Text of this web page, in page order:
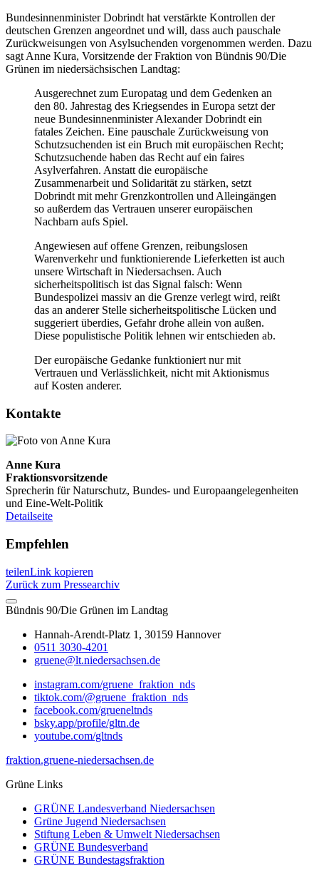
Bundesinnenminister Dobrindt hat verstärkte Kontrollen der
deutschen Grenzen angeordnet und will, dass auch pauschale
Zurückweisungen von Asylsuchenden vorgenommen werden. Dazu
sagt Anne Kura, Vorsitzende der Fraktion von Bündnis 90/Die
Grünen im niedersächsischen Landtag:
Ausgerechnet zum Europatag und dem Gedenken an
den 80. Jahrestag des Kriegsendes in Europa setzt der
neue Bundesinnenminister Alexander Dobrindt ein
fatales Zeichen. Eine pauschale Zurückweisung von
Schutzsuchenden ist ein Bruch mit europäischen Recht;
Schutzsuchende haben das Recht auf ein faires
Asylverfahren. Anstatt die europäische
Zusammenarbeit und Solidarität zu stärken, setzt
Dobrindt mit mehr Grenzkontrollen und Alleingängen
so außerdem das Vertrauen unserer europäischen
Nachbarn aufs Spiel.
Angewiesen auf offene Grenzen, reibungslosen
Warenverkehr und funktionierende Lieferketten ist auch
unsere Wirtschaft in Niedersachsen. Auch
sicherheitspolitisch ist das Signal falsch: Wenn
Bundespolizei massiv an die Grenze verlegt wird, reißt
das an anderer Stelle sicherheitspolitische Lücken und
suggeriert überdies, Gefahr drohe allein von außen.
Diese populistische Politik lehnen wir entschieden ab.
Der europäische Gedanke funktioniert nur mit
Vertrauen und Verlässlichkeit, nicht mit Aktionismus
auf Kosten anderer.
Kontakte
Anne Kura
Fraktionsvorsitzende
Sprecherin für Naturschutz, Bundes- und Europaangelegenheiten
und Eine-Welt-Politik
Detailseite
Empfehlen
teilenLink kopieren
Zurück zum Pressearchiv
Bündnis 90/Die Grünen im Landtag
Hannah-Arendt-Platz 1, 30159 Hannover
0511 3030-4201
gruene@lt.niedersachsen.de
instagram.com/gruene_fraktion_nds
tiktok.com/@gruene_fraktion_nds
facebook.com/grueneltnds
bsky.app/profile/gltn.de
youtube.com/gltnds
fraktion.gruene-niedersachsen.de
Grüne Links
GRÜNE Landesverband Niedersachsen
Grüne Jugend Niedersachsen
Stiftung Leben & Umwelt Niedersachsen
GRÜNE Bundesverband
GRÜNE Bundestagsfraktion